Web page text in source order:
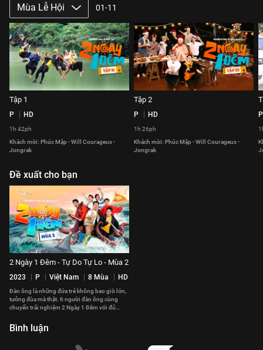
Mùa Lễ Hội 01-11
Tập 1
P HD
1h 42ph
Khách mời: Phúc Mập - Will Courageux -
Jongrak
Tập 2
P HD
1h 26ph
Khách mời: Phúc Mập - Will Courageux -
Jongrak
P
Đề xuất cho bạn
2 Ngày 1 Đêm - Tự Do Tự Lo - Mùa 2
2023 P Việt Nam 8 Mùa HD
Đàn ông là những đứa trẻ không bao giờ lớn,
tưởng đùa mà thật. 6 người đàn ông cùng
chuyến trải nghiệm 2 Ngày 1 Đêm với đủ
Bình luận